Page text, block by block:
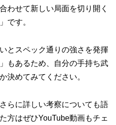
わせて新しい局面を切り開く
です。
とスペック通りの強さを発揮
もあるため、自分の手持ち武
決めてみてください。
らに詳しい考察についても語
方はぜひYouTube動画もチェ